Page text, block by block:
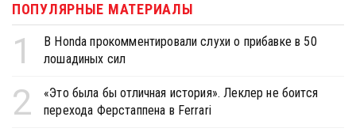
ПОПУЛЯРНЫЕ МАТЕРИАЛЫ
1
В Honda прокомментировали слухи о прибавке в 50
лошадиных сил
2
«Это была бы отличная история». Леклер не боится
перехода Ферстаппена в Ferrari